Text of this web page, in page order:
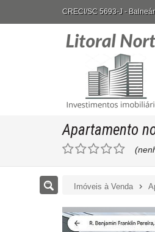
CRECI/SC 5693-J -
Apartamento
Imóveis à Venda